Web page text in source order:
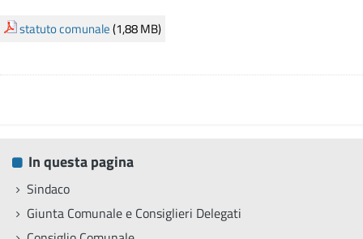
statuto comunale(1,88 MB)
In questa pagina
Sindaco
Giunta Comunale e Consiglieri Delegati